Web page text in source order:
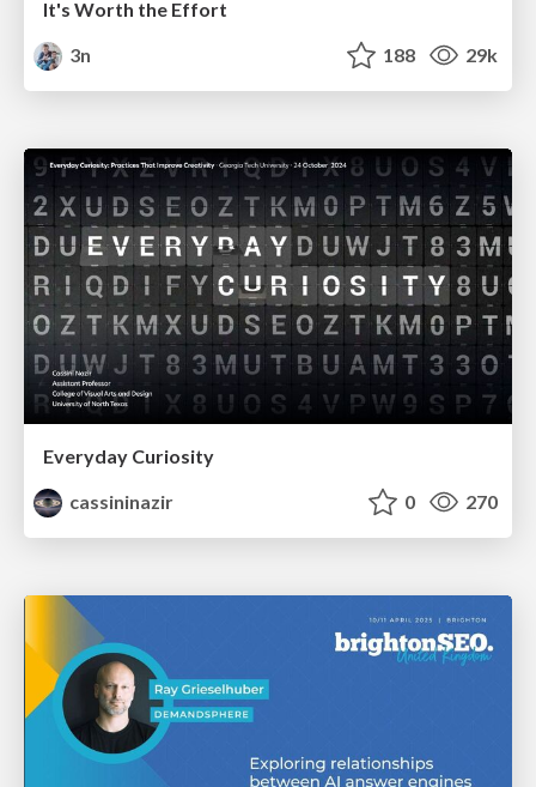
It's Worth the Effort
3n
188 29k
Everyday Curiosity
cassininazir
0 270